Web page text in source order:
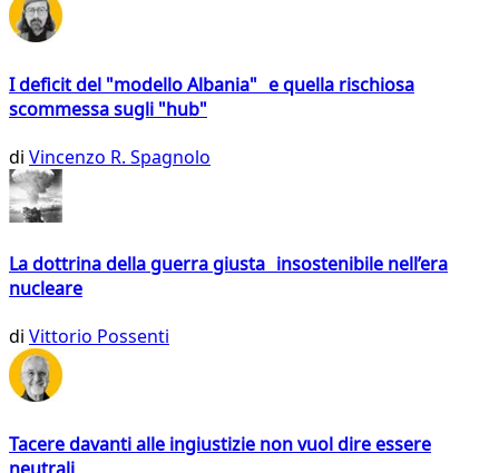
I deficit del "modello Albania" e quella rischiosa
scommessa sugli "hub"
di Vincenzo R. Spagnolo
La dottrina della guerra giusta insostenibile nell’era
nucleare
di Vittorio Possenti
Tacere davanti alle ingiustizie non vuol dire essere
neutrali